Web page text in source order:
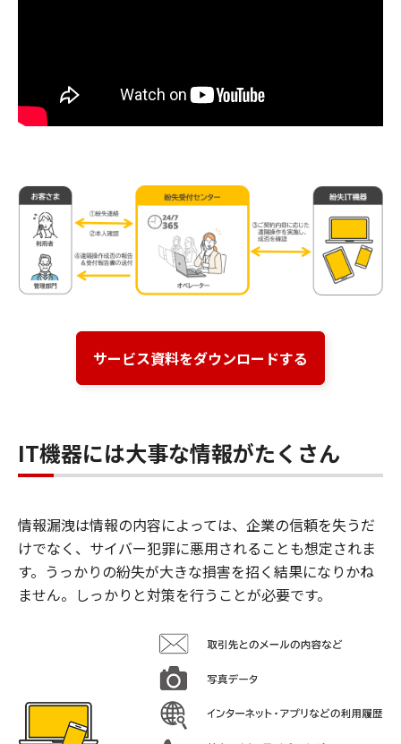
サービス資料をダウンロードする
IT機器には大事な情報がたくさん
情報漏洩は情報の内容によっては、企業の信頼を失うだ
けでなく、サイバー犯罪に悪用されることも想定されま
す。うっかりの紛失が大きな損害を招く結果になりかね
ません。しっかりと対策を行うことが必要です。